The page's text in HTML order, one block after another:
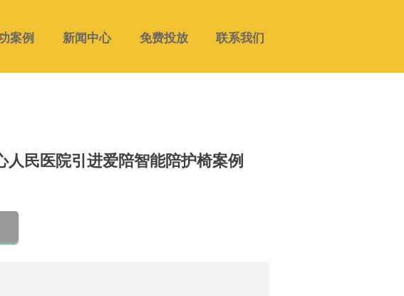
案例 新闻中心 免费投放 联系我们
人民医院引进爱陪智能陪护椅案例